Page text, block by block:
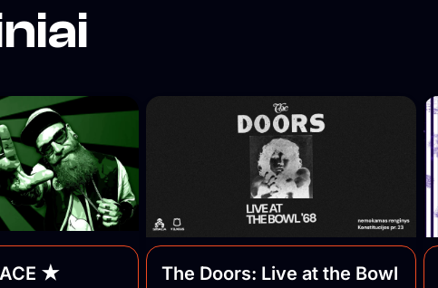
★
The Doors: Live at the Bowl